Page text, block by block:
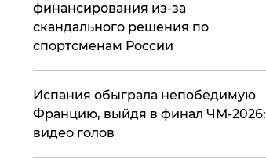
финансирования из-за
скандального решения по
спортсменам России
Испания обыграла непобедимую
Францию, выйдя в финал ЧМ-2026:
видео голов